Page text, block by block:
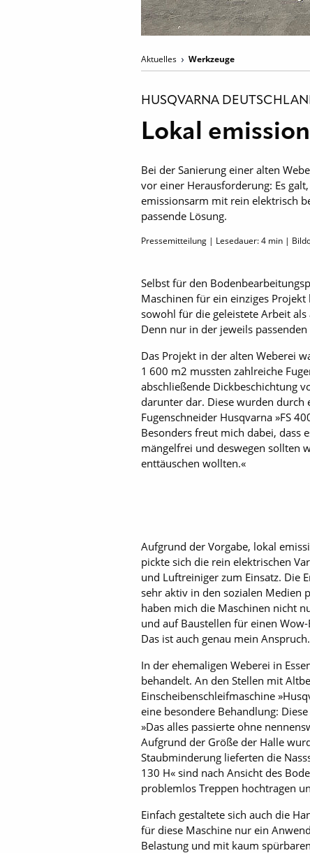
Aktuelles Werkzeuge
HUSQVARNA
Lokal
Bei der Sanierung einer alten
vor einer Herausforderung: Es
emissionsarm mit rein elektrisch
passende Lösung.
Pressemitteilung | Lesedauer:4 min |
Selbst für den
Maschinen für ein einziges
sowohl für die geleistete Arbeit
Denn nur in der jeweils
Das Projekt in der alten Weberei
1 600 m2 mussten zahlreiche
abschließende Dickbeschichtung
darunter dar. Diese wurden
Fugenschneider Husqvarna »FS
Besonders freut mich dabei, dass
mängelfrei und deswegen sollten
enttäuschen wollten.«
Aufgrund der Vorgabe, lokal
pickte sich die rein elektrischen
und Luftreiniger zum Einsatz. Die
sehr aktiv in den sozialen Medien
haben mich die Maschinen nicht
und auf Baustellen für einen
Das ist auch genau mein
In der ehemaligen Weberei in
behandelt. An den Stellen mit
Einscheibenschleifmaschine
eine besondere Behandlung:
»Das alles passierte ohne
Aufgrund der Größe der Halle
Staubminderung lieferten die
130 H« sind nach Ansicht des
problemlos Treppen hochtragen
Einfach gestaltete sich auch die
für diese Maschine nur ein
Belastung und mit kaum